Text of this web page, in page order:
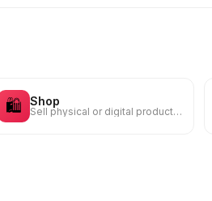
🛍️ Shop
Sell physical or digital products from your own storefront